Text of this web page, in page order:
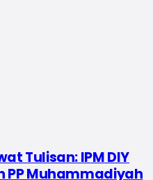
Tulisan: IPM DIY
PP Muhammadiyah